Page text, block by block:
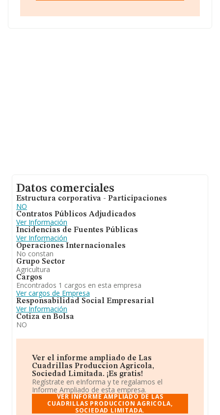
Alcazar De San Juan, provincia de Ciudad Real, Castilla-la
Datos comerciales
Estructura corporativa - Participaciones
NO
Contratos Públicos Adjudicados
Ver Información
Incidencias de Fuentes Públicas
Ver Información
Operaciones Internacionales
No constan
Grupo Sector
Agricultura
Cargos
Encontrados 1 cargos en esta empresa
Ver cargos de Empresa
Responsabilidad Social Empresarial
Ver Información
Cotiza en Bolsa
NO
Ver el informe ampliado de Las
Cuadrillas Produccion Agricola,
Sociedad Limitada. ¡Es gratis!
Regístrate en eInforma y te regalamos el
Informe Ampliado de esta empresa.
VER INFORME AMPLIADO DE LAS
CUADRILLAS PRODUCCION AGRICOLA,
SOCIEDAD LIMITADA.